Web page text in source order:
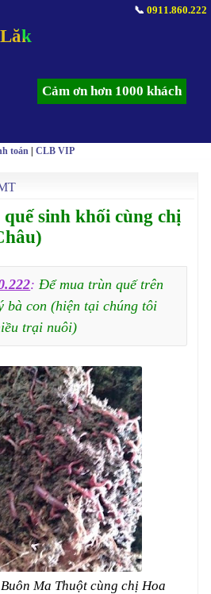
📞 0911.860.222
Cảm ơn hơn 1000 khách
toán |CLB VIP
sinh khối cùng chị
:Để mua trùn quế trên
bà con (hiện tại chúng tôi
trại nuôi)
Ma Thuột cùng chị Hoa